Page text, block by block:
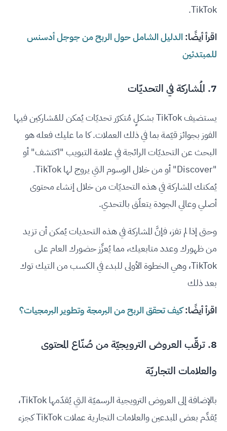
TikTok.
اقرأ أيضًا: الدليل الشامل حول الربح من جوجل أدسنس
للمبتدئين
7. المُشاركة في التحديّات
يستضيف TikTok بشكلٍ مُتكرّر تحديّات يُمكن للمُشاركين فيها
الفوز بجوائز قيّمة بما في ذلك العملات. كا ما عليك فعله هو
البحث عن التحديّات الرائجة في علامة التبويب "اكتشف" أو
"Discover" أو من خلال الوسوم التي يروج لها TikTok.
يُمكنك المشاركة في هذه التحديّات من خلال إنشاء محتوى
أصلي وعالي الجودة يتعلّق بالتحدي.
وحتى إذا لم تفز، فإنَّ المشاركة في هذه التحديات يُمكن أن تزيد
من ظهورك وعدد متابعيك، مما يُعزِّز حضورك العام على
TikTok، وهي الخطوة الأولى للبدء في الكسب من التيك توك
بعد ذلك
اقرأ أيضًا:كيف تحقق الربح من البرمجة وتطوير البرمجيات؟
8. ترقّب العروض الترويجيّة من صُنّاع المحتوى
والعلامات التجاريّة
بالإضافة إلى العروض الترويجية الرسميّة التي يُقدّمها TikTok،
يُقدِّم بعض المبدعين والعلامات التجارية عملات TikTok كجزء